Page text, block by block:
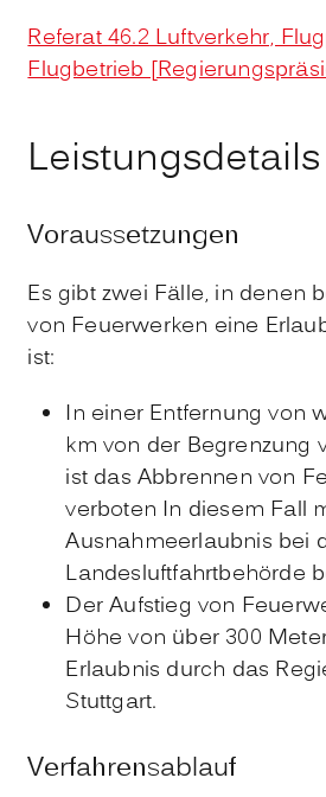
Referat 46.2 Luftverkehr,
Flugbetrieb
Leistungsdetails
Voraussetzungen
Es gibt zwei Fälle, in denen
von Feuerwerken eine
ist:
In einer Entfernung von
km von der Begrenzung
ist das Abbrennen von
verboten In diesem Fall
Ausnahmeerlaubnis bei
Landesluftfahrtbehörde
Der Aufstieg von
Höhe von über 300
Erlaubnis durch das
Stuttgart.
Verfahrensablauf